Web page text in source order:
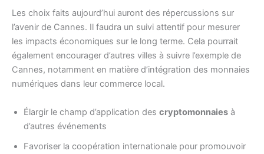
Les choix faits aujourd’hui auront des répercussions sur
l’avenir de Cannes. Il faudra un suivi attentif pour mesurer
les impacts économiques sur le long terme. Cela pourrait
également encourager d’autres villes à suivre l’exemple de
Cannes, notamment en matière d’intégration des monnaies
numériques dans leur commerce local.
Élargir le champ d’application des cryptomonnaies à
d’autres événements
Favoriser la coopération internationale pour promouvoir